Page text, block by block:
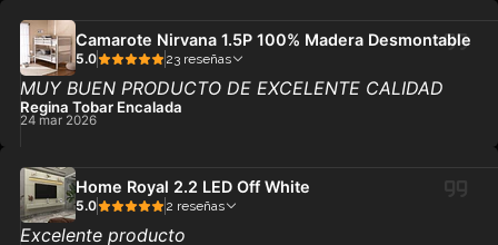
Camarote Nirvana 1.5P 100% Madera Desmontable
5.0 23 reseñas
MUY BUEN PRODUCTO DE EXCELENTE CALIDAD
Regina Tobar Encalada
24 mar 2026
Home Royal 2.2 LED Off White
5.0 2 reseñas
Excelente producto